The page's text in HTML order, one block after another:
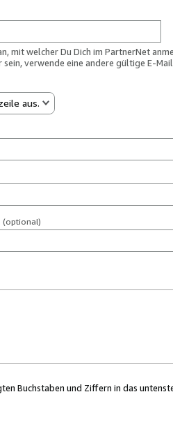
mit welcher Du Dich im PartnerNet
verwende eine andere gültige E-
aus.
(optional)
Buchstaben und Ziffern in das